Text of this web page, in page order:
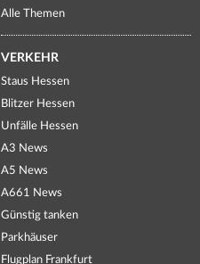
Alle Themen
VERKEHR
Staus Hessen
Blitzer Hessen
Unfälle Hessen
A3 News
A5 News
A661 News
Günstig tanken
Parkhäuser
Flugplan Frankfurt